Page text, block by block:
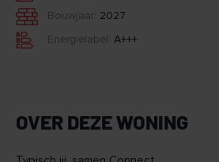
Bouwjaar: 2027
Energielabel: A+++
OVER DEZE WONING